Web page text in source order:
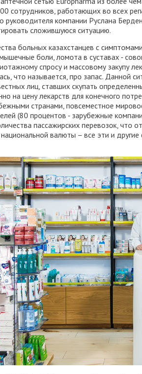
сотрудников, работающих во всех
руководителя компании Руслана
сложившуюся ситуацию.
больных казахстанцев с
боли, ломота в суставах -
спросу и массовому закупу
что называется, про запас. Данной
лиц, ставших скупать
на цену лекарств для конечного
странами, повсеместное
(80 процентов - зарубежные
пассажирских перевозок, что
валюты – все эти и